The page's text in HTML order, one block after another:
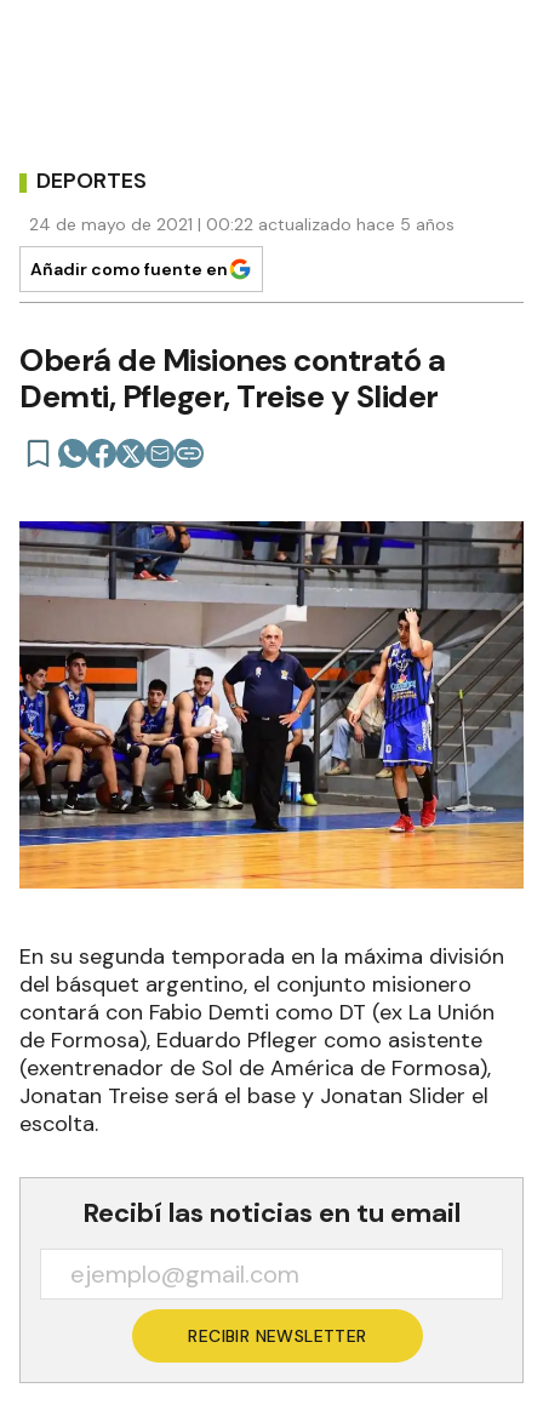
DEPORTES
24 de mayo de 2021 | 00:22 actualizado hace 5 años
Añadir como fuente en
Oberá de Misiones contrató a
Demti, Pfleger, Treise y Slider
En su segunda temporada en la máxima división
del básquet argentino, el conjunto misionero
contará con Fabio Demti como DT (ex La Unión
de Formosa), Eduardo Pfleger como asistente
(exentrenador de Sol de América de Formosa),
Jonatan Treise será el base y Jonatan Slider el
escolta.
Recibí las noticias en tu email
RECIBIR NEWSLETTER